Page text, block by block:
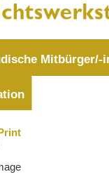
Mitbürger/-